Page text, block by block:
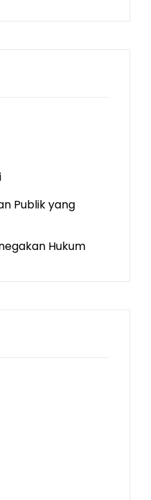
Publik yang
Hukum